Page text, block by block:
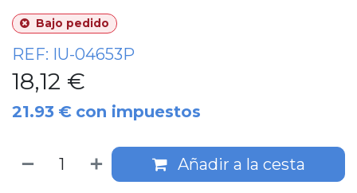
Bajo pedido
REF: IU-04653P
18,12 €
21.93 € con impuestos
Añadir a la cesta